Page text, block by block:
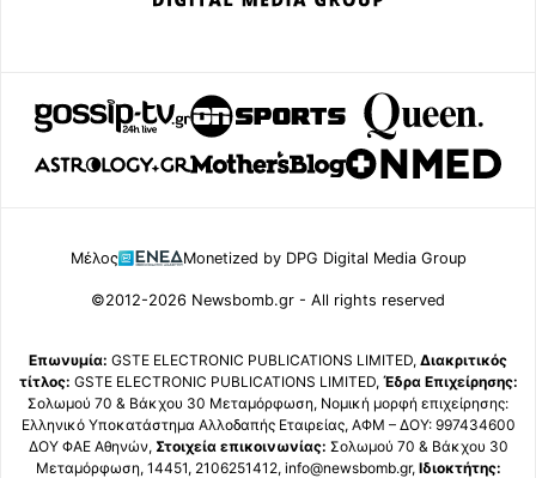
Μέλος Monetized by DPG Digital Media Group
©2012-2026 Newsbomb.gr - All rights reserved
Επωνυμία: GSTE ELECTRONIC PUBLICATIONS LIMITED, Διακριτικός
τίτλος: GSTE ELECTRONIC PUBLICATIONS LIMITED, Έδρα Επιχείρησης:
Σολωμού 70 & Βάκχου 30 Μεταμόρφωση, Νομική μορφή επιχείρησης:
Ελληνικό Υποκατάστημα Αλλοδαπής Εταιρείας, ΑΦΜ – ΔΟΥ: 997434600
ΔΟΥ ΦΑΕ Αθηνών, Στοιχεία επικοινωνίας: Σολωμού 70 & Βάκχου 30
Μεταμόρφωση, 14451, 2106251412, info@newsbomb.gr, Ιδιοκτήτης: